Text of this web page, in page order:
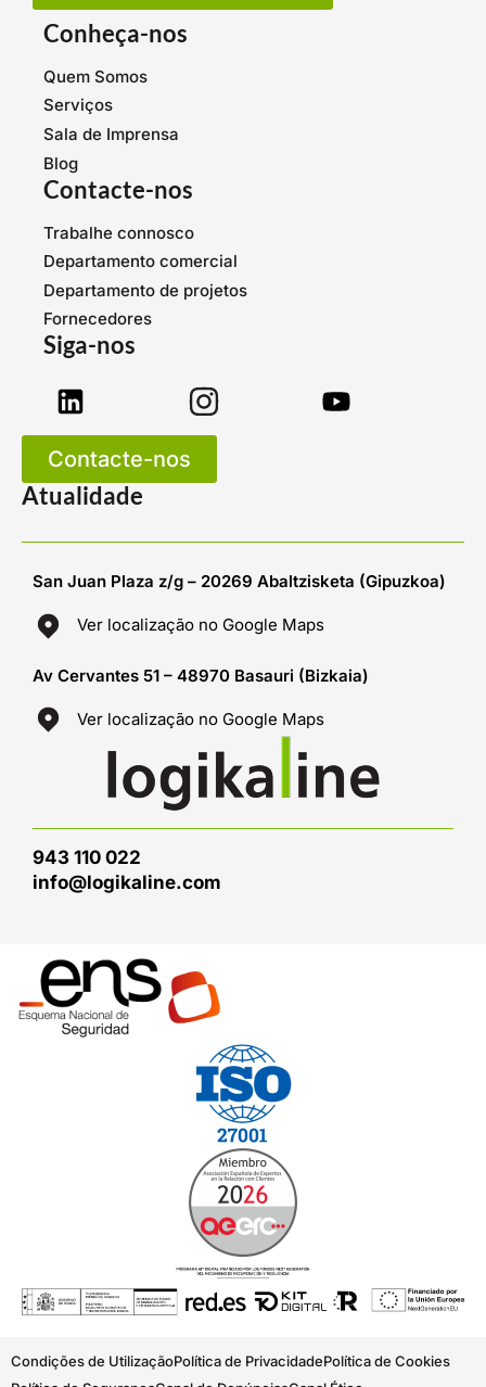
Conheça-nos
Quem Somos
Serviços
Sala de Imprensa
Blog
Contacte-nos
Trabalhe connosco
Departamento comercial
Departamento de projetos
Fornecedores
Siga-nos
Contacte-nos
Atualidade
San Juan Plaza z/g – 20269 Abaltzisketa (Gipuzkoa)
Ver localização no Google Maps
Av Cervantes 51 – 48970 Basauri (Bizkaia)
Ver localização no Google Maps
943 110 022
info@logikaline.com
Condições de UtilizaçãoPolítica de PrivacidadePolítica de Cookies